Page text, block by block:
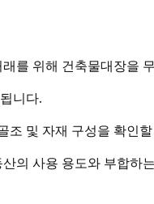
를 위해 건축물대장을
니다.
조 및 자재 구성을 확인
의 사용 용도와 부합하